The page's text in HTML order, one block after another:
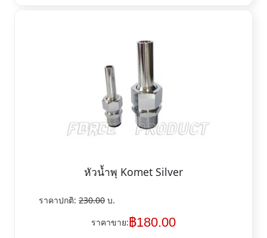
หัวน้ำพุ Komet Silver
ราคาปกติ: 230.00 บ.
ราคาขาย:฿180.00